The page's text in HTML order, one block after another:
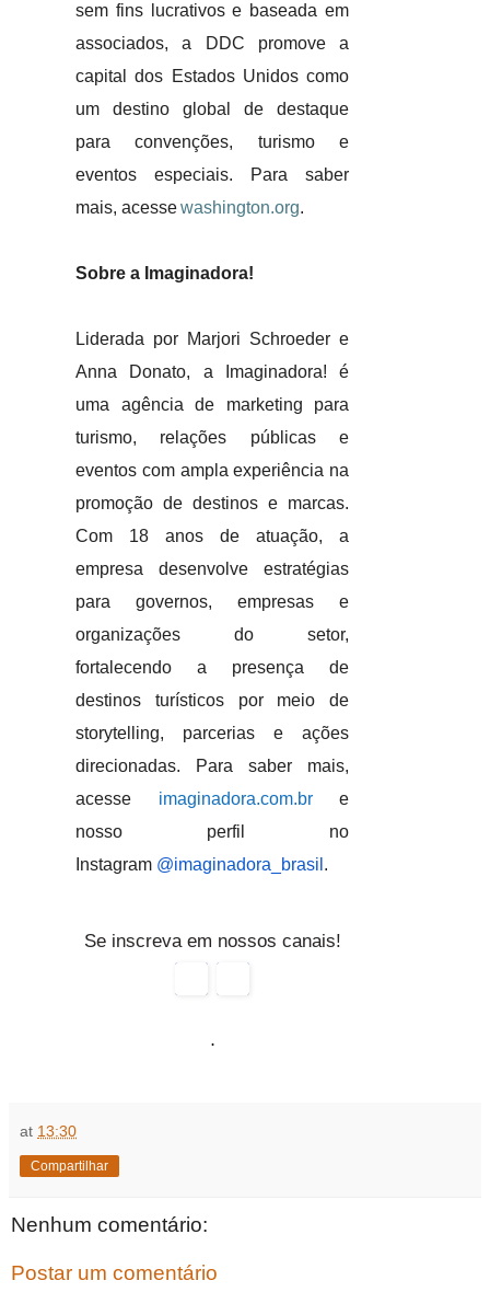
sem fins lucrativos e baseada em
associados, a DDC promove a
capital dos Estados Unidos como
um destino global de destaque
para convenções, turismo e
eventos especiais. Para saber
mais, acessewashington.org.
Sobre a Imaginadora!
Liderada por Marjori Schroeder e
Anna Donato, a Imaginadora! é
uma agência de marketing para
turismo, relações públicas e
eventos com ampla experiência na
promoção de destinos e marcas.
Com 18 anos de atuação, a
empresa desenvolve estratégias
para governos, empresas e
organizações do setor,
fortalecendo a presença de
destinos turísticos por meio de
storytelling, parcerias e ações
direcionadas. Para saber mais,
acesse imaginadora.com.bre
nosso perfil no
Instagram @imaginadora_brasil .
Se inscreva em nossos canais!
.
at 13:30
Compartilhar
Nenhum comentário:
Postar um comentário